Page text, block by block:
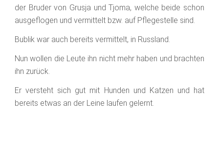
der Bruder von Grusja und Tjoma, welche beide schon
ausgeflogen und vermittelt bzw. auf Pflegestelle sind.
Bublik war auch bereits vermittelt, in Russland.
Nun wollen die Leute ihn nicht mehr haben und brachten
ihn zurück.
Er versteht sich gut mit Hunden und Katzen und hat
bereits etwas an der Leine laufen gelernt.